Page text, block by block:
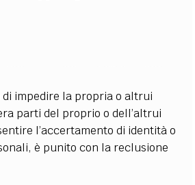
di impedire la propria o altrui
parti del proprio o dell’altrui
l’accertamento di identità o
è punito con la reclusione